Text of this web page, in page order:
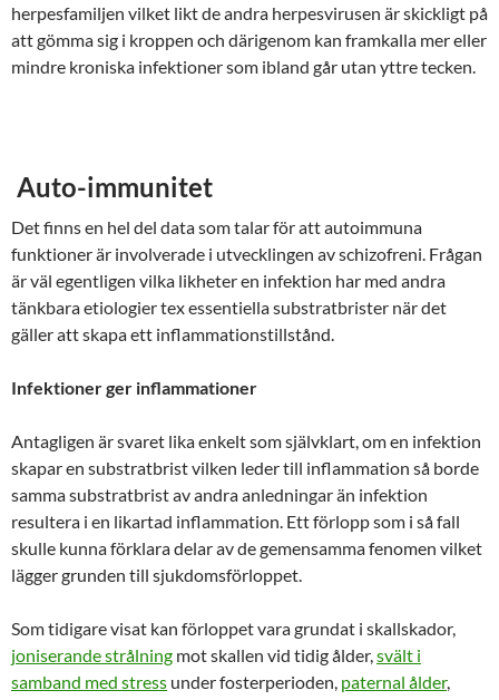
herpesfamiljen vilket likt de andra herpesvirusen är skickligt på
att gömma sig i kroppen och därigenom kan framkalla mer eller
mindre kroniska infektioner som ibland går utan yttre tecken.
Auto-immunitet
Det finns en hel del data som talar för att autoimmuna
funktioner är involverade i utvecklingen av schizofreni. Frågan
är väl egentligen vilka likheter en infektion har med andra
tänkbara etiologier tex essentiella substratbrister när det
gäller att skapa ett inflammationstillstånd.
Infektioner ger inflammationer
Antagligen är svaret lika enkelt som självklart, om en infektion
skapar en substratbrist vilken leder till inflammation så borde
samma substratbrist av andra anledningar än infektion
resultera i en likartad inflammation. Ett förlopp som i så fall
skulle kunna förklara delar av de gemensamma fenomen vilket
lägger grunden till sjukdomsförloppet.
Som tidigare visat kan förloppet vara grundat i skallskador,
joniserande strålning mot skallen vid tidig ålder,svält i
samband med stress under fosterperioden, paternal ålder,